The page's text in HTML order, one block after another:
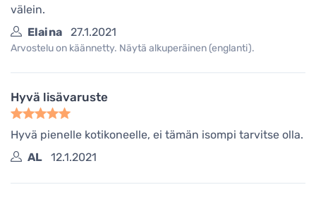
välein.
Elaina
27.1.2021
Arvostelu on käännetty. Näytä alkuperäinen (englanti).
Hyvä lisävaruste
Hyvä pienelle kotikoneelle, ei tämän isompi tarvitse olla.
AL
12.1.2021